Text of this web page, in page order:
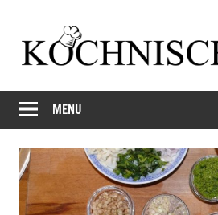
content
another
Foodblog
MENU